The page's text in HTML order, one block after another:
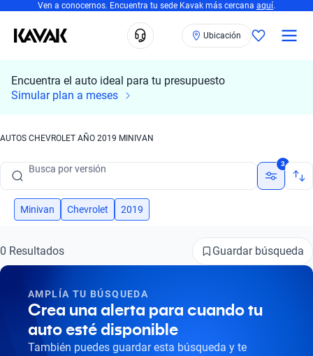
Ven a conocernos. Encuentra tu sede Kavak más cercana aquí.
Ubicación
Encuentra el auto ideal para tu presupuesto
Simular plan a meses
AUTOS CHEVROLET AÑO 2019 MINIVAN
Busca por marca
Busca por año
Busca por marca
Busca por versión
Busca por año
3
Minivan Chevrolet 2019
0 Resultados Guardar búsqueda
AMPLÍA TU BÚSQUEDA
Crea una alerta para cuando tu
auto esté disponible
También puedes guardar esta búsqueda y te